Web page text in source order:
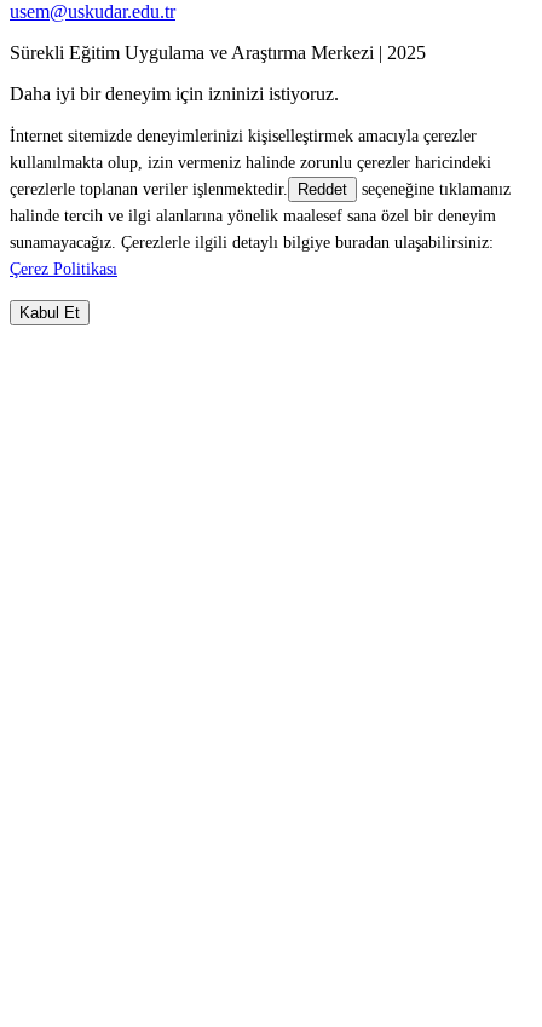
usem@uskudar.edu.tr
Sürekli Eğitim Uygulama ve Araştırma Merkezi | 2025
Daha iyi bir deneyim için izninizi istiyoruz.
İnternet sitemizde deneyimlerinizi kişiselleştirmek amacıyla çerezler
kullanılmakta olup, izin vermeniz halinde zorunlu çerezler haricindeki
çerezlerle toplanan veriler işlenmektedir.
Reddet
seçeneğine tıklamanız
halinde tercih ve ilgi alanlarına yönelik maalesef sana özel bir deneyim
sunamayacağız. Çerezlerle ilgili detaylı bilgiye buradan ulaşabilirsiniz:
Çerez Politikası
Kabul Et